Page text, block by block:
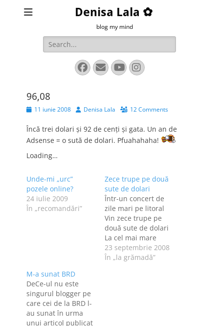
Denisa Lala ✿
blog my mind
Search
for:
Facebook
EmailYouTube
Instagram
96,08
Posted11 iunie 2008 AuthorDenisa Lala 12 Comments
Încă trei dolari şi 92 de cenţi şi gata. Un an de
Adsense = o sută de dolari. Pfuahahaha!
Loading…
Unde-mi „urc”
pozele online?
24 iulie 2009
În „recomandări”
Zece trupe pe două
sute de dolari
Într-un concert de
zile mari pe litoral
Vin zece trupe pe
două sute de dolari
La cel mai mare
festival piese furate
se prezintă Dar
23 septembrie 2008
În „la grămadă”
M-a sunat BRD
DeCe-ul nu este
singurul blogger pe
care cei de la BRD l-
au sunat în urma
unui articol publicat